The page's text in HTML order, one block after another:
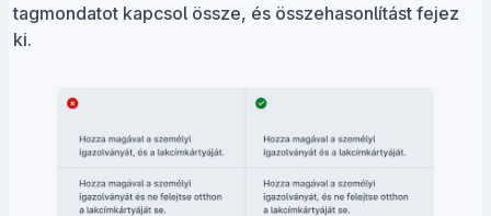
tagmondatot kapcsol össze, és összehasonlítást fejez
ki.